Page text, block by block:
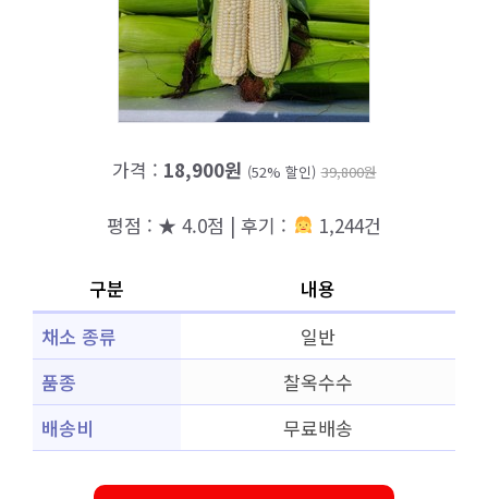
가격 : 18,900원 (52% 할인) 39,800원
평점 : ★ 4.0점 | 후기 : 1,244건
구분
내용
채소 종류
일반
품종
찰옥수수
배송비
무료배송